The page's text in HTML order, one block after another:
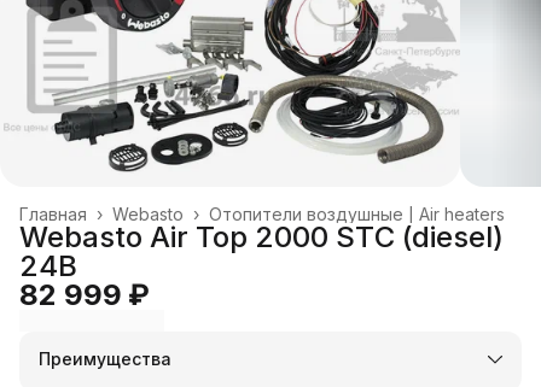
Отопители воздушные | Air heaters
Webasto ›
Главная ›
Webasto Air Top 2000 STС (diesel)
24В
82 999 ₽
Преимущества
Оплата частями в Сплит